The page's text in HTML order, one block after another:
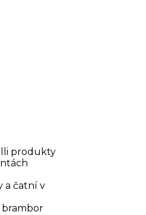
produkty
a čatní v
brambor